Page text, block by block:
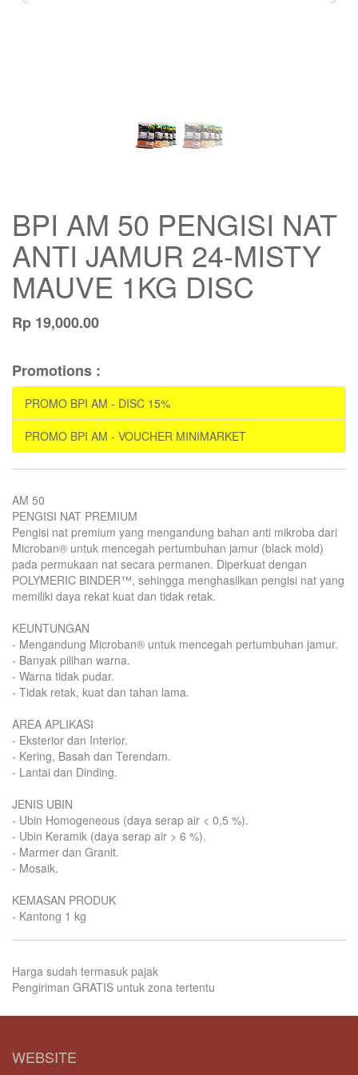
BPI AM 50 PENGISI NAT
ANTI JAMUR 24-MISTY
MAUVE 1KG DISC
Rp 19,000.00
Promotions :
PROMO BPI AM - DISC 15%
PROMO BPI AM - VOUCHER MINIMARKET
AM 50
PENGISI NAT PREMIUM
Pengisi nat premium yang mengandung bahan anti mikroba dari
Microban® untuk mencegah pertumbuhan jamur (black mold)
pada permukaan nat secara permanen. Diperkuat dengan
POLYMERIC BINDER™, sehingga menghasilkan pengisi nat yang
memiliki daya rekat kuat dan tidak retak.
KEUNTUNGAN
- Mengandung Microban® untuk mencegah pertumbuhan jamur.
- Banyak pilihan warna.
- Warna tidak pudar.
- Tidak retak, kuat dan tahan lama.
AREA APLIKASI
- Eksterior dan Interior.
- Kering, Basah dan Terendam.
- Lantai dan Dinding.
JENIS UBIN
- Ubin Homogeneous (daya serap air < 0,5 %).
- Ubin Keramik (daya serap air > 6 %).
- Marmer dan Granit.
- Mosaik.
KEMASAN PRODUK
- Kantong 1 kg
Harga sudah termasuk pajak
Pengiriman GRATIS untuk zona tertentu
WEBSITE